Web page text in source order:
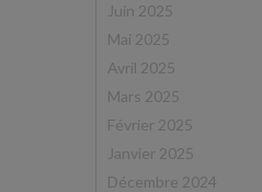
Juin 2025
Mai 2025
Avril 2025
Mars 2025
Février 2025
Janvier 2025
Décembre 2024